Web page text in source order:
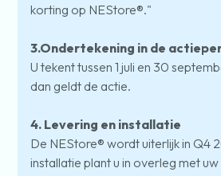
korting op NEStore®."
3.Ondertekening in de
U tekent tussen 1 juli en 30
dan geldt de actie.
4. Levering en installatie
De NEStore® wordt uiterlijk in Q4
installatie plant u in overleg met